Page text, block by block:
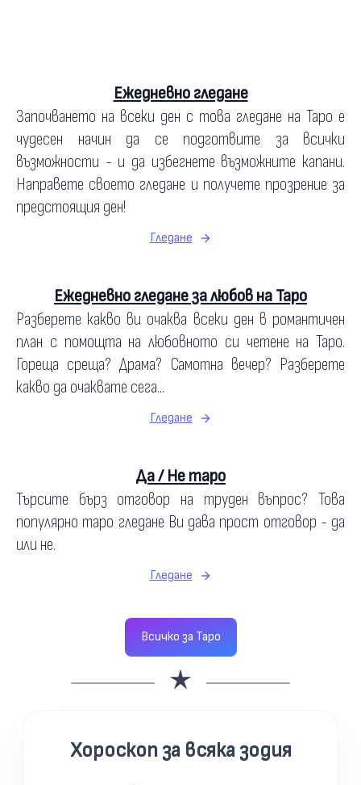
Ежедневно гледане
Започването на всеки ден с това гледане на Таро е
чудесен начин да се подготвите за всички
възможности - и да избегнете възможните капани.
Направете своето гледане и получете прозрение за
предстоящия ден!
Гледане
Ежедневно гледане за любов на Таро
Разберете какво ви очаква всеки ден в романтичен
план с помощта на любовното си четене на Таро.
Гореща среща? Драма? Самотна вечер? Разберете
какво да очаквате сега...
Гледане
Да / Не таро
Търсите бърз отговор на труден въпрос? Това
популярно таро гледане Ви дава прост отговор - да
или не.
Гледане
Всичко за Таро
Хороскоп за всяка зодия